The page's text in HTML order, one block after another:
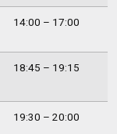
14:00 – 17:00
18:45 – 19:15
19:30 – 20:00